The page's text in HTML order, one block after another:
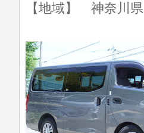
【地域】 神奈川県